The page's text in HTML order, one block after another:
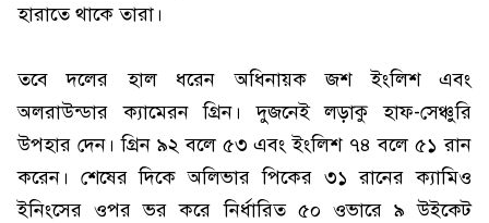
হারাতে থাকে তারা।
তবে দলের হাল ধরেন অধিনায়ক জশ ইংলিশ এবং
অলরাউন্ডার ক্যামেরন গ্রিন। দুজনেই লড়াকু হাফ-সেঞ্চুরি
উপহার দেন। গ্রিন ৯২ বলে ৫৩ এবং ইংলিশ ৭৪ বলে ৫১ রান
করেন। শেষের দিকে অলিভার পিকের ৩১ রানের ক্যামিও
ইনিংসের ওপর ভর করে নির্ধারিত ৫০ ওভারে ৯ উইকেট